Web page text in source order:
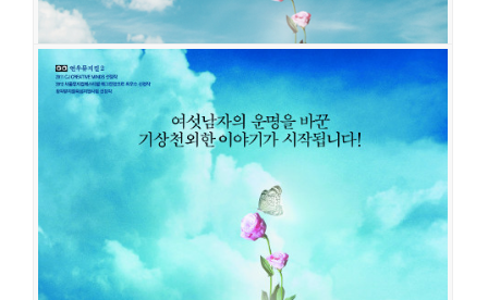
여신님이 보고 계셔
공연일시
2017-09-26 ~ 2018-01-21
유니플렉스 1관
성태준 서은광 윤지온 홍우진 윤
조풍래 강성욱손유동 유리아